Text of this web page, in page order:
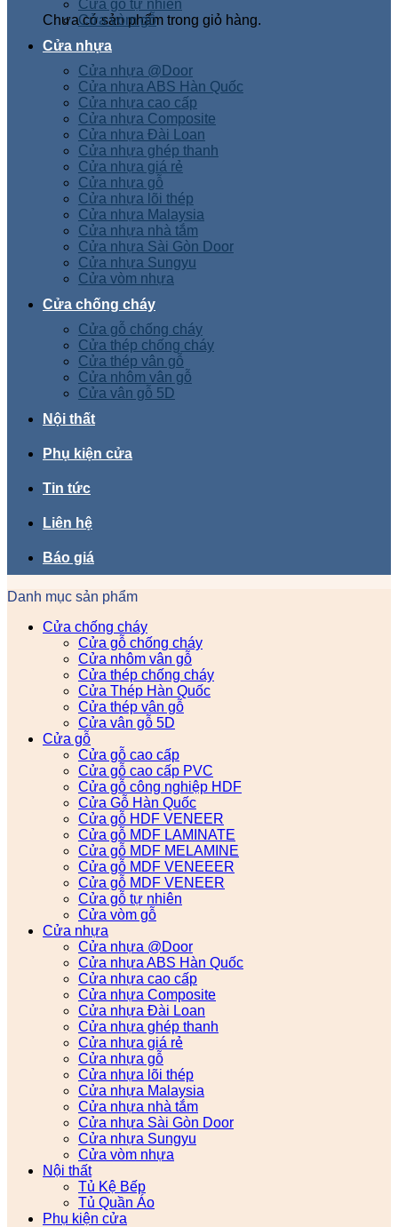
Chưa có sản phẩm trong giỏ hàng.
Cửa gỗ tự nhiên
Cửa vòm gỗ
Cửa nhựa
Cửa nhựa @Door
Cửa nhựa ABS Hàn Quốc
Cửa nhựa cao cấp
Cửa nhựa Composite
Cửa nhựa Đài Loan
Cửa nhựa ghép thanh
Cửa nhựa giá rẻ
Cửa nhựa gỗ
Cửa nhựa lõi thép
Cửa nhựa Malaysia
Cửa nhựa nhà tắm
Cửa nhựa Sài Gòn Door
Cửa nhựa Sungyu
Cửa vòm nhựa
Cửa chống cháy
Cửa gỗ chống cháy
Cửa thép chống cháy
Cửa thép vân gỗ
Cửa nhôm vân gỗ
Cửa vân gỗ 5D
Nội thất
Phụ kiện cửa
Tin tức
Liên hệ
Báo giá
Danh mục sản phẩm
Cửa chống cháy
Cửa gỗ chống cháy
Cửa nhôm vân gỗ
Cửa thép chống cháy
Cửa Thép Hàn Quốc
Cửa thép vân gỗ
Cửa vân gỗ 5D
Cửa gỗ
Cửa gỗ cao cấp
Cửa gỗ cao cấp PVC
Cửa gỗ công nghiệp HDF
Cửa Gỗ Hàn Quốc
Cửa gỗ HDF VENEER
Cửa gỗ MDF LAMINATE
Cửa gỗ MDF MELAMINE
Cửa gỗ MDF VENEEER
Cửa gỗ MDF VENEER
Cửa gỗ tự nhiên
Cửa vòm gỗ
Cửa nhựa
Cửa nhựa @Door
Cửa nhựa ABS Hàn Quốc
Cửa nhựa cao cấp
Cửa nhựa Composite
Cửa nhựa Đài Loan
Cửa nhựa ghép thanh
Cửa nhựa giá rẻ
Cửa nhựa gỗ
Cửa nhựa lõi thép
Cửa nhựa Malaysia
Cửa nhựa nhà tắm
Cửa nhựa Sài Gòn Door
Cửa nhựa Sungyu
Cửa vòm nhựa
Nội thất
Tủ Kệ Bếp
Tủ Quần Áo
Phụ kiện cửa